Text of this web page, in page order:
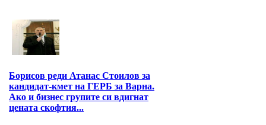
Борисов реди Атанас Стоилов за
кандидат-кмет на ГЕРБ за Варна.
Ако и бизнес групите си вдигнат
цената скофтия...